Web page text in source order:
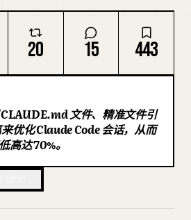
20 15 443
文件、精准文件引
优化 Claude Code 会话，从而
高达 70%。